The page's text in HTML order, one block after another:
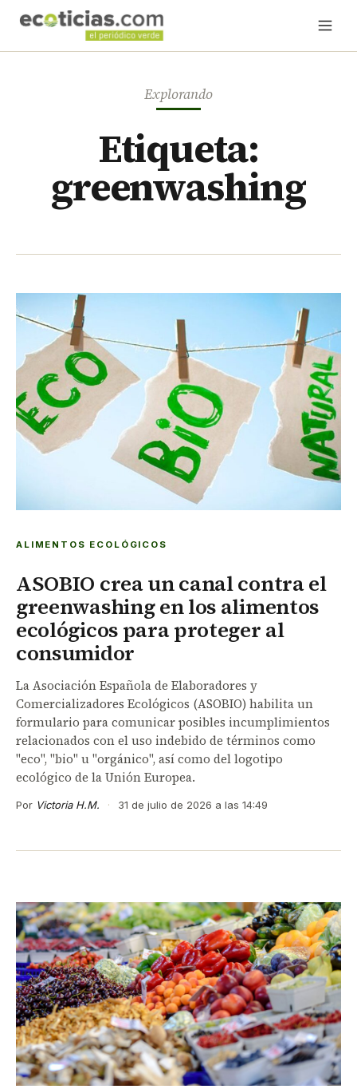
Explorando
Etiqueta:
greenwashing
ALIMENTOS ECOLÓGICOS
ASOBIO crea un canal contra el
greenwashing en los alimentos
ecológicos para proteger al
consumidor
La Asociación Española de Elaboradores y
Comercializadores Ecológicos (ASOBIO) habilita un
formulario para comunicar posibles incumplimientos
relacionados con el uso indebido de términos como
"eco", "bio" u "orgánico", así como del logotipo
ecológico de la Unión Europea.
Por Victoria H.M. · 31 de julio de 2026 a las 14:49